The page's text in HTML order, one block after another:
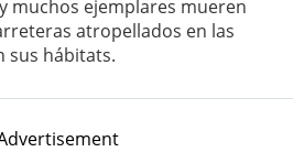
muchos ejemplares mueren
atropellados en las
sus hábitats.